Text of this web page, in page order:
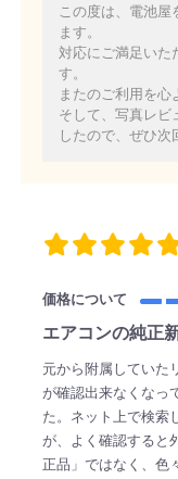
この度は、電池屋
ます。
対応にご満足いた
す。
またのご利用を心
そして、写真レビ
したので、ぜひ次
価格について
エアコンの純正
元から附属していた
が確認出来なくなっ
た。ネット上で検索
が、よく確認すると
正品」ではなく、色